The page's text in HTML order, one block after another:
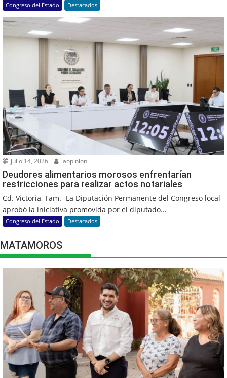
Congreso del Estado Destacados
julio 14, 2026 laopinion
Deudores alimentarios morosos enfrentarían
restricciones para realizar actos notariales
Cd. Victoria, Tam.- La Diputación Permanente del Congreso local
aprobó la iniciativa promovida por el diputado...
Congreso del Estado Destacados
MATAMOROS